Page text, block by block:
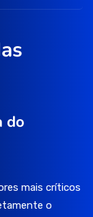
do
mais críticos
o